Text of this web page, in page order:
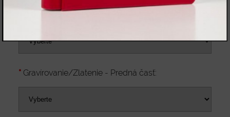
Stuha:
Gravírovanie/Zlatenie - Predná časť: